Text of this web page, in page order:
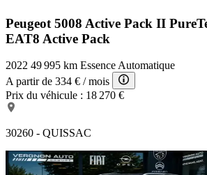
Peugeot 5008 Active Pack II
EAT8 Active Pack
2022 49 995 km EssenceAutomatique
A partir de 334 € / mois
Prix du véhicule : 18 270 €
30260 - QUISSAC